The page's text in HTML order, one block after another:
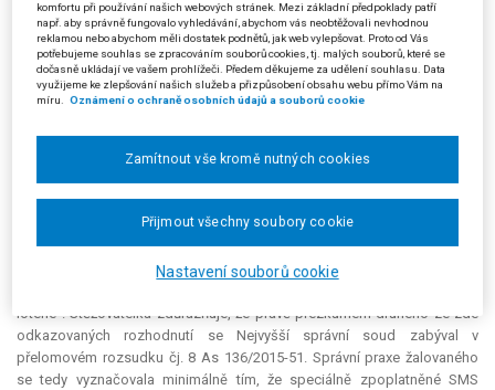
Sázku přitom představuje výlučně takový vklad, který má povahu
sázejícím dobrovolně určeného nevratného plnění, které bude
porovnáváno s výsledkem hazardní hry.“ Stěžovatelka je přesvědčena, že
pokud je podmínkou ve hře vklad, který nemá povahu sázky, nelze hru
vůbec hodnotit jako loterii. Přesně takovým vkladem přitom byly soutěžní
Stěžovatelka dále trvá na tom, že žalovaný se odchýlil od ustálené
správní praxe. Na podporu svého tvrzení doložila již v řízení před
městským soudem rozhodnutí žalovaného a ke kasační stížnosti
přikládá dále také rozhodnutí žalovaného ze dne 23. 7. 2013. Z těchto
rozhodnutí je zřejmé, že žalovaný systematicky posuzoval soutěže, které
byly obdobné jako soutěže pořádané stěžovatelkou, za spotřebitelské
loterie“. Stěžovatelka zdůrazňuje, že právě přezkumem druhého ze zde
odkazovaných rozhodnutí se Nejvyšší správní soud zabýval v
přelomovém rozsudku čj. 8 As 136/2015-51. Správní praxe žalovaného
se tedy vyznačovala minimálně tím, že speciálně zpoplatněné SMS
komfortu při používání našich webových stránek. Mezi základní předpoklady patří
např. aby správně fungovalo vyhledávání, abychom vás neobtěžovali nevhodnou
reklamou nebo abychom měli dostatek podnětů, jak web vylepšovat. Proto od Vás
potřebujeme souhlas se zpracováním souborů cookies, tj. malých souborů, které se
dočasně ukládají ve vašem prohlížeči. Předem děkujeme za udělení souhlasu. Data
využijeme ke zlepšování našich služeb a přizpůsobení obsahu webu přímo Vám na
míru. Oznámení o ochraně osobních údajů a souborů cookie
Nastavení souborů cookie
Zamítnout vše kromě nutných cookies
Přijmout všechny soubory cookie